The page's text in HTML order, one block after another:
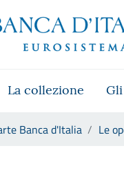
La collezione
Banca d'Italia Le